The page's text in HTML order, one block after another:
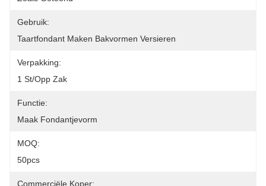
Gebruik:
Taartfondant Maken Bakvormen Versieren
Verpakking:
1 St/opp Zak
Functie:
Maak Fondantjevorm
MOQ:
50pcs
Commerciële Koper: